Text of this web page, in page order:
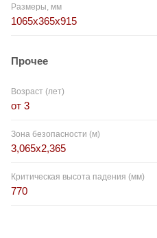
Размеры, мм
1065x365x915
Прочее
Возраст (лет)
от 3
Зона безопасности (м)
3,065x2,365
Критическая высота падения (мм)
770